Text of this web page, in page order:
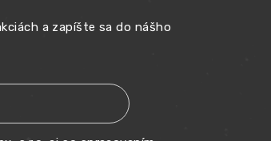
a zapíšte sa do nášho